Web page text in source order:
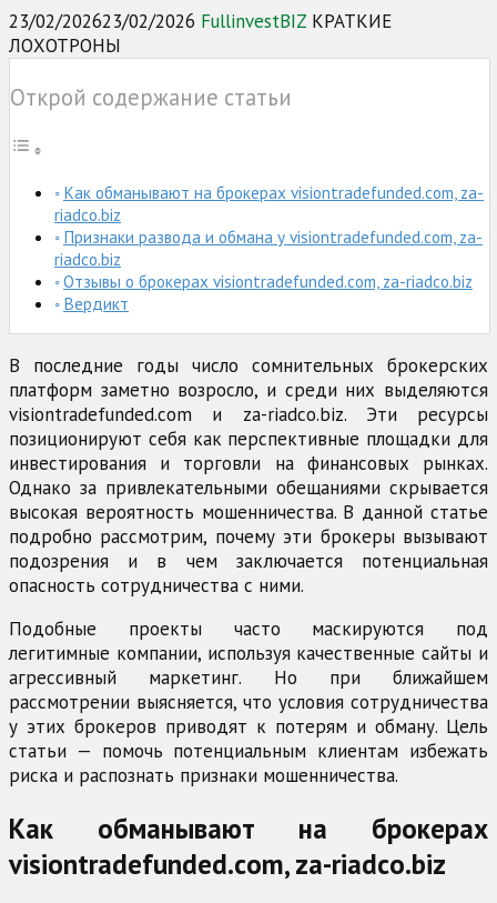
23/02/202623/02/2026 FullinvestBIZ КРАТКИЕ
ЛОХОТРОНЫ
Открой содержание статьи
Как обманывают на брокерах visiontradefunded.com, za-
riadco.biz
Признаки развода и обмана у visiontradefunded.com, za-
riadco.biz
Отзывы о брокерах visiontradefunded.com, za-riadco.biz
Вердикт
В последние годы число сомнительных брокерских
платформ заметно возросло, и среди них выделяются
visiontradefunded.com и za-riadco.biz. Эти ресурсы
позиционируют себя как перспективные площадки для
инвестирования и торговли на финансовых рынках.
Однако за привлекательными обещаниями скрывается
высокая вероятность мошенничества. В данной статье
подробно рассмотрим, почему эти брокеры вызывают
подозрения и в чем заключается потенциальная
опасность сотрудничества с ними.
Подобные проекты часто маскируются под
легитимные компании, используя качественные сайты и
агрессивный маркетинг. Но при ближайшем
рассмотрении выясняется, что условия сотрудничества
у этих брокеров приводят к потерям и обману. Цель
статьи — помочь потенциальным клиентам избежать
риска и распознать признаки мошенничества.
Как обманывают на брокерах
visiontradefunded.com, za-riadco.biz